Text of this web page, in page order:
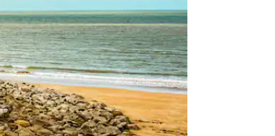
die Ergebnisse durch Berühren oder Wischgesten.